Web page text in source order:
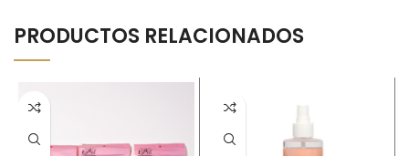
PRODUCTOS RELACIONADOS